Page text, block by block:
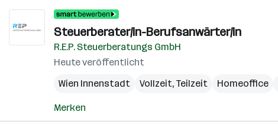
Steuerberater/in-Berufsanwärter/in
R.E.P. Steuerberatungs GmbH
Heute veröffentlicht
Wien Innenstadt
Vollzeit, Teilzeit Homeoffice
Merken